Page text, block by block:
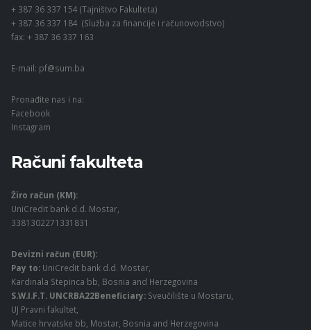
+ 387 36 337 154 (Tajništvo Fakulteta)
+ 387 36 337 184 (Služba za financije i računovodstvo)
fax: + 387 36 337 163
E-mail: pf@sum.ba
Pronađite nas i na:
Facebook
Instagram
Računi fakulteta
Žiro račun (KM):
UniCredit bank d.d. Mostar,
3381302271331831
Devizni račun (EUR):
Pay to: UniCredit bank d.d. Mostar,
Kardinala Stepinca bb, Bosnia and Herzegovina
S.W.I.F.T. UNCRBA22Beneficiary: Sveučilište u Mostaru,
UJ Pravni fakultet,
Matice hrvatske bb, Mostar, Bosnia and Herzegovina